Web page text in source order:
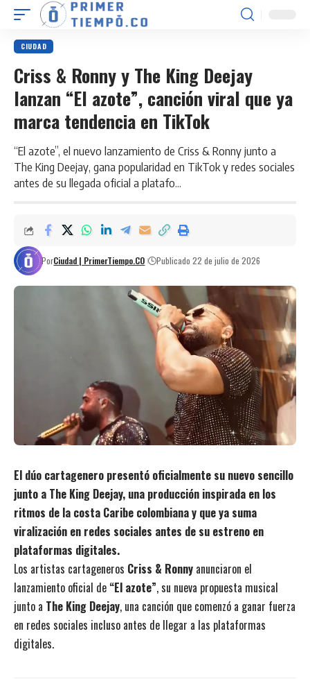
CIUDAD
Criss & Ronny y The King Deejay
lanzan “El azote”, canción viral que ya
marca tendencia en TikTok
“El azote”, el nuevo lanzamiento de Criss & Ronny junto a
The King Deejay, gana popularidad en TikTok y redes sociales
antes de su llegada oficial a platafo...
PorCiudad | PrimerTiempo.CO Publicado 22 de julio de 2026
El dúo cartagenero presentó oficialmente su nuevo sencillo
junto a The King Deejay, una producción inspirada en los
ritmos de la costa Caribe colombiana y que ya suma
viralización en redes sociales antes de su estreno en
plataformas digitales.
Los artistas cartageneros Criss & Ronny anunciaron el
lanzamiento oficial de “El azote”, su nueva propuesta musical
junto a The King Deejay, una canción que comenzó a ganar fuerza
en redes sociales incluso antes de llegar a las plataformas
digitales.